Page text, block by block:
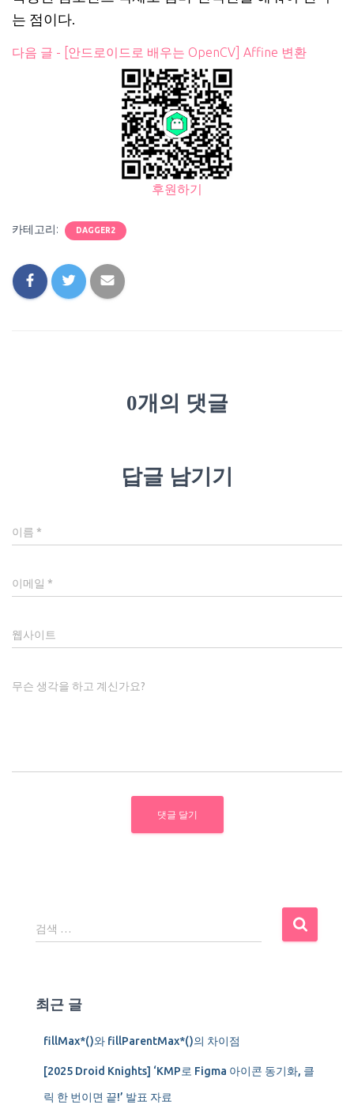
는 점이다.
다음 글 - [안드로이드로 배우는 OpenCV] Affine 변환
후원하기
카테고리: DAGGER2
0개의 댓글
답글 남기기
이름 *
이메일 *
웹사이트
무슨 생각을 하고 계신가요?
검
색
검색 …
최근 글
fillMax*()와 fillParentMax*()의 차이점
[2025 Droid Knights] ‘KMP로 Figma 아이콘 동기화, 클
릭 한 번이면 끝!’ 발표 자료